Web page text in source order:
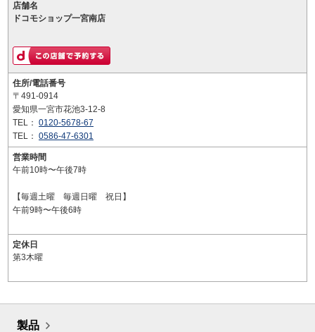
店舗名
ドコモショップ一宮南店
住所/電話番号
〒491-0914
愛知県一宮市花池3-12-8
TEL： 0120-5678-67
TEL： 0586-47-6301
営業時間
午前10時〜午後7時
【毎週土曜 毎週日曜 祝日】
午前9時〜午後6時
定休日
第3木曜
製品